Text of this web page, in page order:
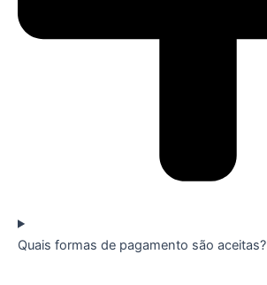
Quais formas de pagamento são aceitas?